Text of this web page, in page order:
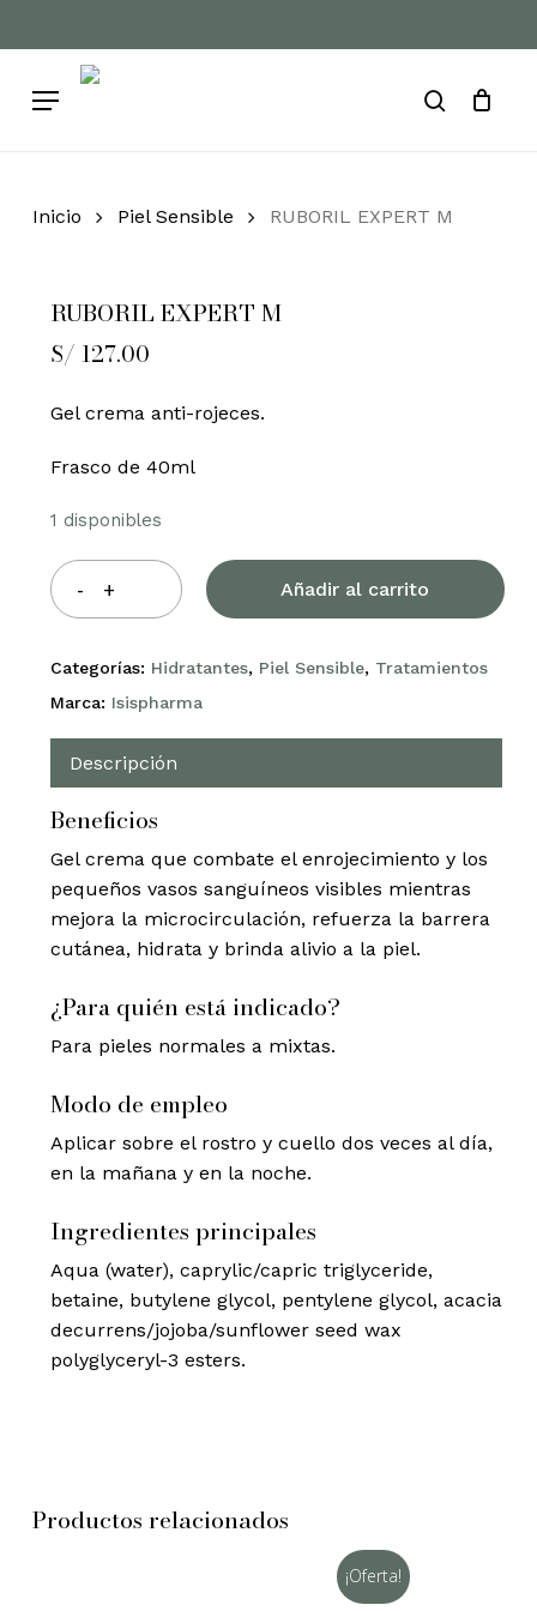
to
content
Menu search
Cart Close
Inicio Piel Sensible RUBORIL EXPERT M
RUBORIL EXPERT M
S/ 127.00
Gel crema anti-rojeces.
Frasco de 40ml
1 disponibles
Añadir al carrito
Categorías: Hidratantes, Piel Sensible, Tratamientos
Marca: Isispharma
Descripción
Beneficios
Gel crema que combate el enrojecimiento y los
pequeños vasos sanguíneos visibles mientras
mejora la microcirculación, refuerza la barrera
cutánea, hidrata y brinda alivio a la piel.
¿Para quién está indicado?
Para pieles normales a mixtas.
Modo de empleo
Aplicar sobre el rostro y cuello dos veces al día,
en la mañana y en la noche.
Ingredientes principales
Aqua (water), caprylic/capric triglyceride,
betaine, butylene glycol, pentylene glycol, acacia
decurrens/jojoba/sunflower seed wax
polyglyceryl-3 esters.
Productos relacionados
¡Oferta!